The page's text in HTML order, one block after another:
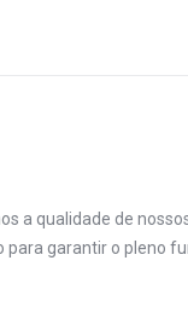
a qualidade de
garantir o pleno